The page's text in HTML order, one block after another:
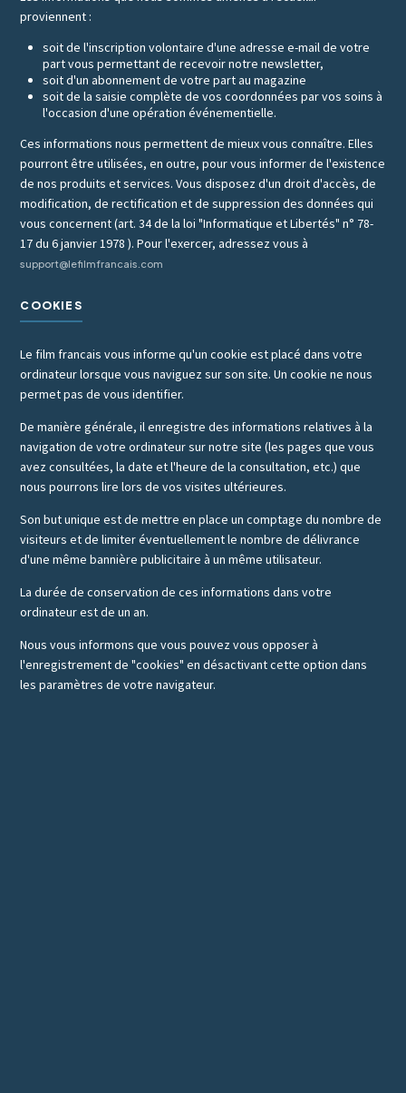
proviennent :
soit de l'inscription volontaire d'une adresse e-mail de votre
part vous permettant de recevoir notre newsletter,
soit d'un abonnement de votre part au magazine
soit de la saisie complète de vos coordonnées par vos soins à
l'occasion d'une opération événementielle.
Ces informations nous permettent de mieux vous connaître. Elles
pourront être utilisées, en outre, pour vous informer de l'existence
de nos produits et services. Vous disposez d'un droit d'accès, de
modification, de rectification et de suppression des données qui
vous concernent (art. 34 de la loi "Informatique et Libertés" n° 78-
17 du 6 janvier 1978 ). Pour l'exercer, adressez vous à
support@lefilmfrancais.com
COOKIES
Le film francais vous informe qu'un cookie est placé dans votre
ordinateur lorsque vous naviguez sur son site. Un cookie ne nous
permet pas de vous identifier.
De manière générale, il enregistre des informations relatives à la
navigation de votre ordinateur sur notre site (les pages que vous
avez consultées, la date et l'heure de la consultation, etc.) que
nous pourrons lire lors de vos visites ultérieures.
Son but unique est de mettre en place un comptage du nombre de
visiteurs et de limiter éventuellement le nombre de délivrance
d'une même bannière publicitaire à un même utilisateur.
La durée de conservation de ces informations dans votre
ordinateur est de un an.
Nous vous informons que vous pouvez vous opposer à
l'enregistrement de "cookies" en désactivant cette option dans
les paramètres de votre navigateur.